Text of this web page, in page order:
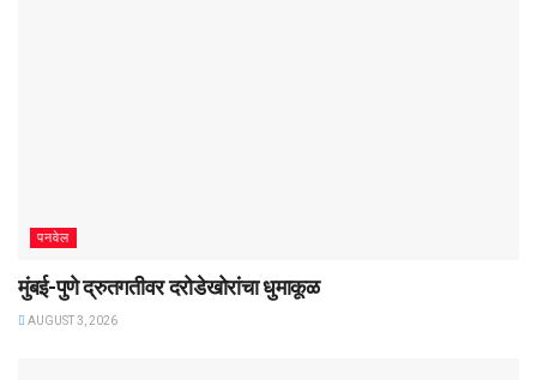
पनवेल
मुंबई-पुणे द्रुतगतीवर दरोडेखोरांचा धुमाकूळ
AUGUST 3, 2026